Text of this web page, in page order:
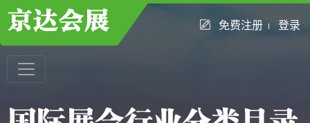
免费注册 登录